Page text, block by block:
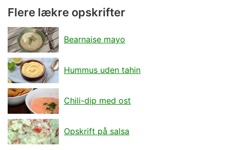
Flere lækre opskrifter
Bearnaise mayo
Hummus uden tahin
Chili-dip med ost
Opskrift på salsa